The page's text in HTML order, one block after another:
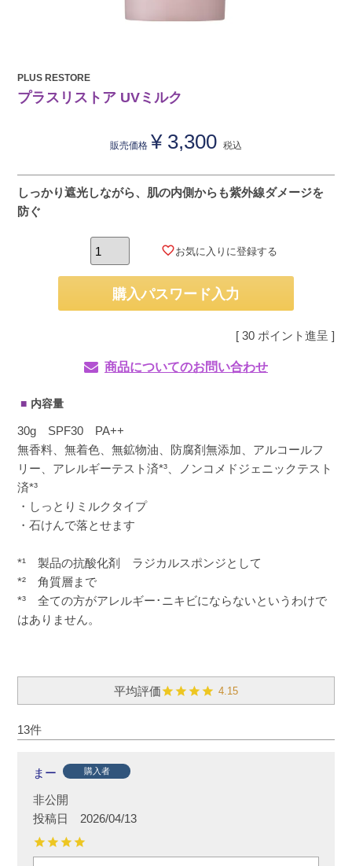
PLUS RESTORE
プラスリストア UVミルク
販売価格 ¥ 3,300 税込
しっかり遮光しながら、肌の内側からも紫外線ダメージを
防ぐ
お気に入りに登録する
購入パスワード入力
[ 30 ポイント進呈 ]
商品についてのお問い合わせ
内容量
30g SPF30 PA++
無香料、無着色、無鉱物油、防腐剤無添加、アルコールフ
リー、アレルギーテスト済*³、ノンコメドジェニックテスト
済*³
・しっとりミルクタイプ
・石けんで落とせます
*¹ 製品の抗酸化剤 ラジカルスポンジとして
*² 角質層まで
*³ 全ての方がアレルギー･ニキビにならないというわけで
はありません。
4.15
13
まー 購入者
非公開
投稿日
2026/04/13